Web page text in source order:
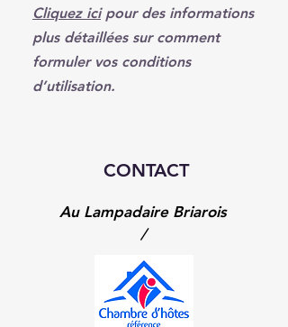
Cliquez icipour des informations
plus détaillées sur comment
formuler vos conditions
d’utilisation.
CONTACT
Au Lampadaire Briarois
/